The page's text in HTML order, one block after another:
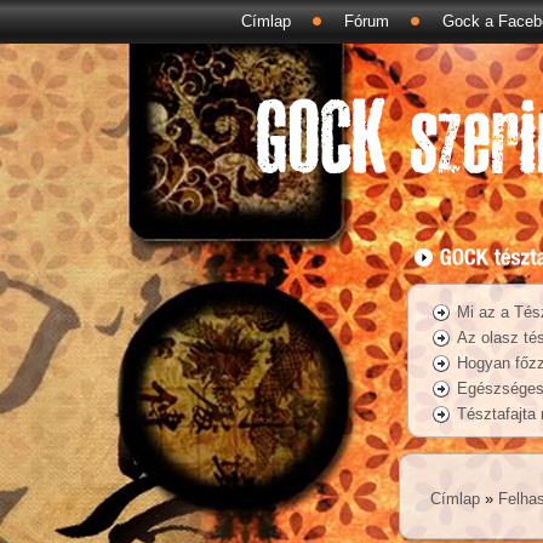
Címlap Fórum Gock a
Mi az a
Az olasz
Hogyan
Tésztafajta
Címlap »